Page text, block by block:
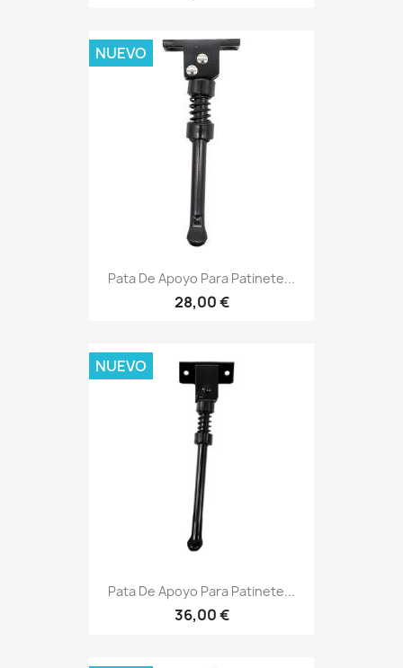
Pata De Apoyo Para Patinete...
28,00 €
NUEVO
Pata De Apoyo Para Patinete...
36,00 €
NUEVO